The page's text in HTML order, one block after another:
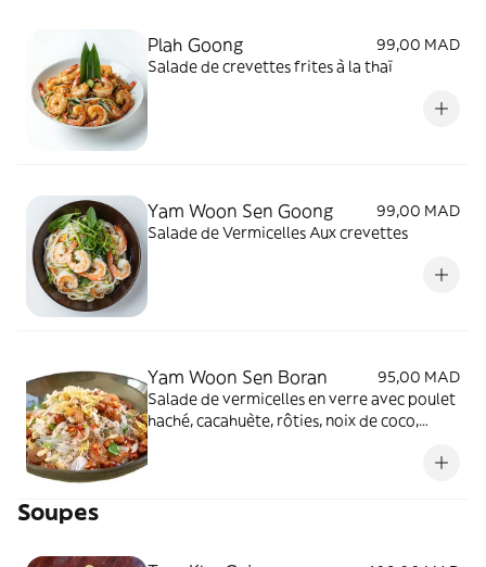
Plah Goong
99,00 MAD
Salade de crevettes frites à la thaï
Yam Woon Sen Goong
99,00 MAD
Salade de Vermicelles Aux crevettes
Yam Woon Sen Boran
95,00 MAD
Salade de vermicelles en verre avec poulet
haché, cacahuète, rôties, noix de coco,
Soupes